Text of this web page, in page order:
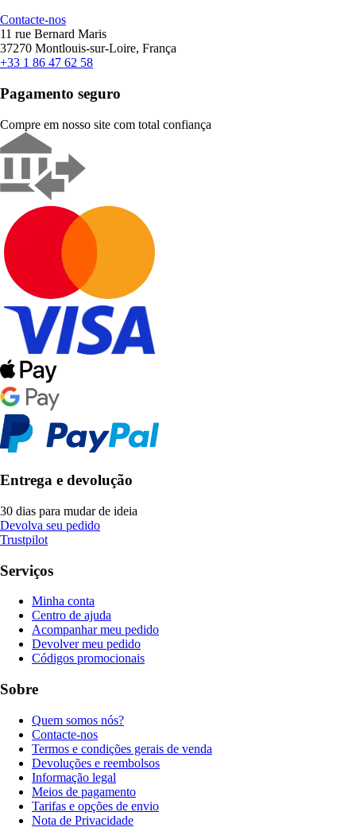
Contacte-nos
11 rue Bernard Maris
37270 Montlouis-sur-Loire, França
+33 1 86 47 62 58
Pagamento seguro
Compre em nosso site com total confiança
Entrega e devolução
30 dias para mudar de ideia
Devolva seu pedido
Trustpilot
Serviços
Minha conta
Centro de ajuda
Acompanhar meu pedido
Devolver meu pedido
Códigos promocionais
Sobre
Quem somos nós?
Contacte-nos
Termos e condições gerais de venda
Devoluções e reembolsos
Informação legal
Meios de pagamento
Tarifas e opções de envio
Nota de Privacidade